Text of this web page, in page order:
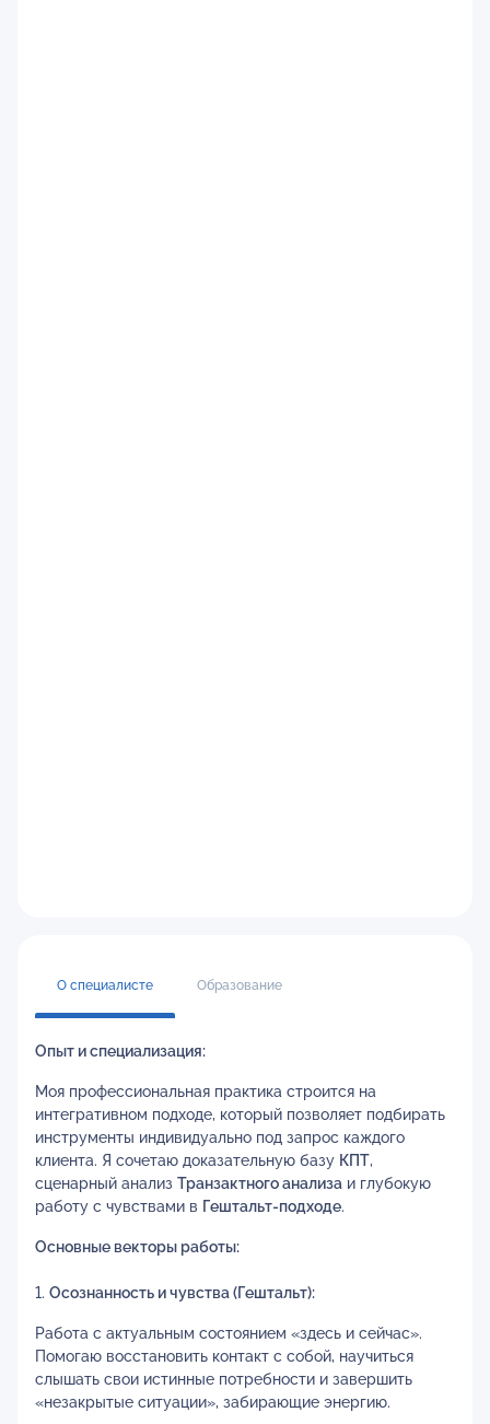
О специалисте Образование
Опыт и специализация:
Моя профессиональная практика строится на
интегративном подходе, который позволяет подбирать
инструменты индивидуально под запрос каждого
клиента. Я сочетаю доказательную базу КПТ,
сценарный анализ Транзактного анализа и глубокую
работу с чувствами в Гештальт-подходе.
Основные векторы работы:
1. Осознанность и чувства (Гештальт):
Работа с актуальным состоянием «здесь и сейчас».
Помогаю восстановить контакт с собой, научиться
слышать свои истинные потребности и завершить
«незакрытые ситуации», забирающие энергию.